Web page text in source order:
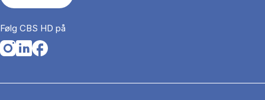
Følg CBS HD på
Opens in a new tab
Opens in a new tab
Opens in a new tab